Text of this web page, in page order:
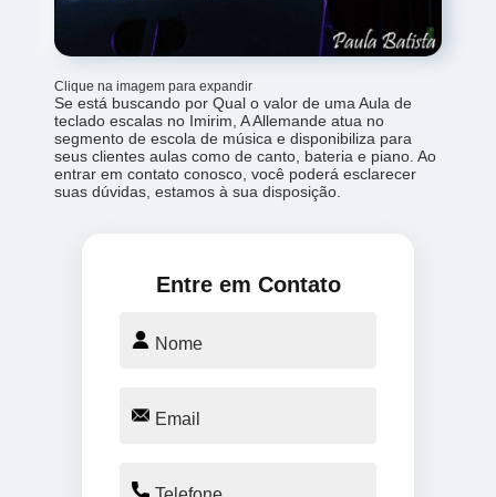
Clique na imagem para expandir
Se está buscando por Qual o valor de uma Aula de
teclado escalas no Imirim, A Allemande atua no
segmento de escola de música e disponibiliza para
seus clientes aulas como de canto, bateria e piano. Ao
entrar em contato conosco, você poderá esclarecer
suas dúvidas, estamos à sua disposição.
Entre em Contato